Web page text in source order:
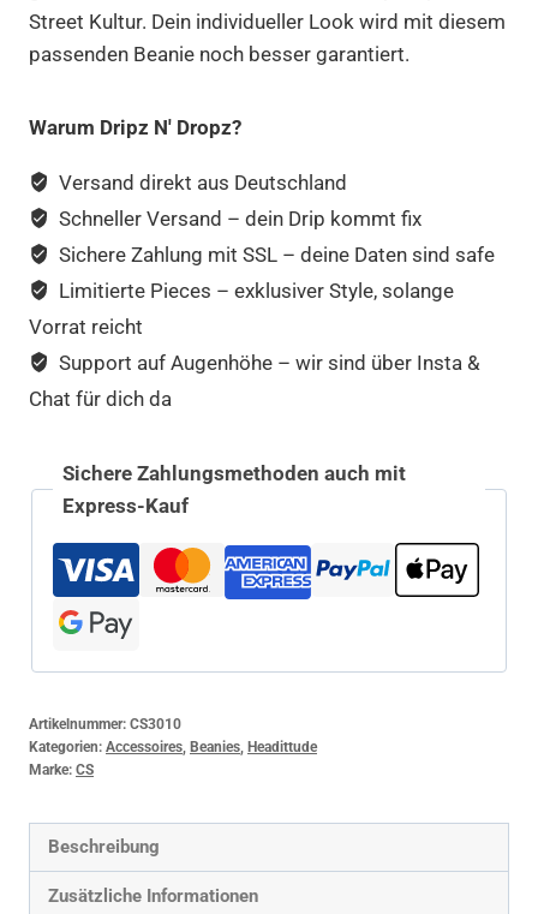
Street Kultur. Dein individueller Look wird mit diesem
passenden Beanie noch besser garantiert.
Warum Dripz N' Dropz?
Versand direkt aus Deutschland
Schneller Versand – dein Drip kommt fix
Sichere Zahlung mit SSL – deine Daten sind safe
Limitierte Pieces – exklusiver Style, solange
Vorrat reicht
Support auf Augenhöhe – wir sind über Insta &
Chat für dich da
Sichere Zahlungsmethoden auch mit
Express-Kauf
Artikelnummer: CS3010
Kategorien: Accessoires Beanies Headittude
Marke: CS
Beschreibung
Zusätzliche Informationen